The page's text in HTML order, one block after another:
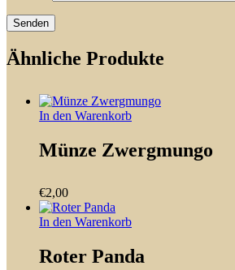
Ähnliche Produkte
In den Warenkorb
Münze Zwergmungo
€2,00
In den Warenkorb
Roter Panda